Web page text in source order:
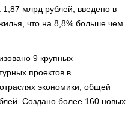
млрд рублей, введено в
что на 8,8% больше чем
9 крупных
проектов в
экономики, общей
Создано более 160 новых